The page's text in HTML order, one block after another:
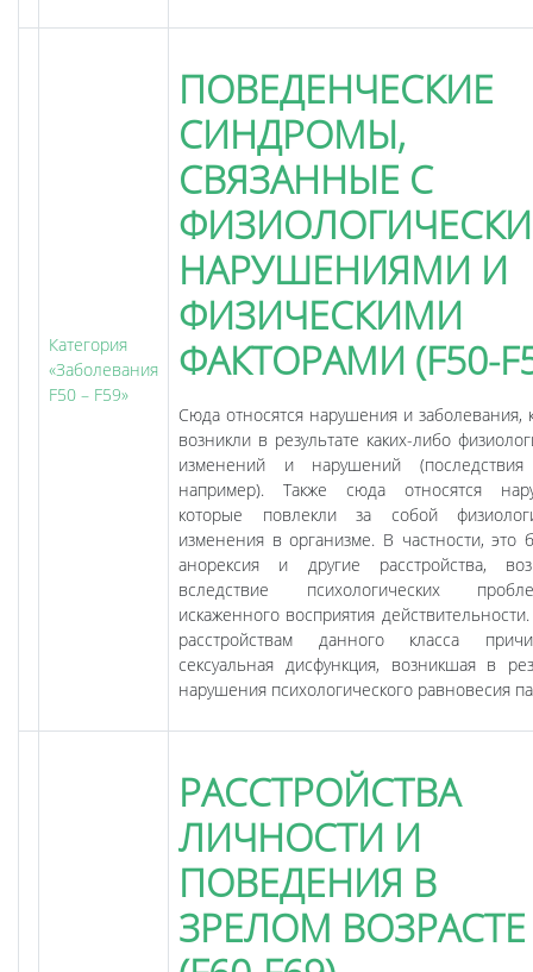
Категория
«Заболевания
F50 – F59»
ПОВЕДЕНЧЕСКИЕ
СИНДРОМЫ,
СВЯЗАННЫЕ С
НАРУШЕНИЯМИ И
ФИЗИЧЕСКИМИ
ФАКТОРАМИ (F50-
Сюда относятся нарушения и заболевания,
возникли в результате каких-либо
изменений и нарушений (последствия
например). Также сюда относятся
которые повлекли за собой
изменения в организме. В частности, это
анорексия и другие расстройства,
вследствие психологических
искаженного восприятия
расстройствам данного класса
сексуальная дисфункция, возникшая в
нарушения психологического равновесия
РАССТРОЙСТВА
ЛИЧНОСТИ И
ПОВЕДЕНИЯ В
ЗРЕЛОМ ВОЗРАСТЕ